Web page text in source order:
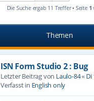
Die Suche ergab 11 Treffer • Seite 1
Themen
ISN Form Studio 2 : Bug
Letzter Beitrag von Laulo-84« Di
Verfasst in English only